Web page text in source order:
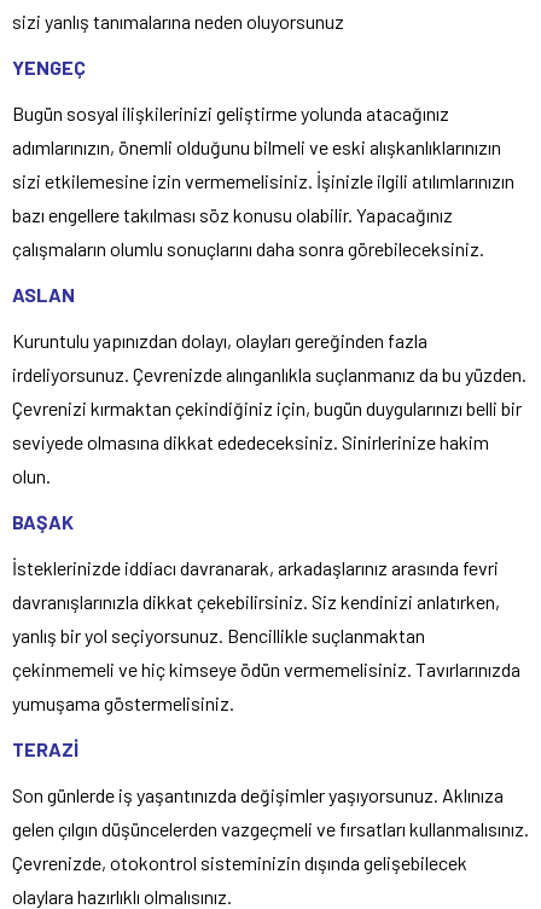
sizi yanlış tanımalarına neden oluyorsunuz
YENGEÇ
Bugün sosyal ilişkilerinizi geliştirme yolunda atacağınız
adımlarınızın, önemli olduğunu bilmeli ve eski alışkanlıklarınızın
sizi etkilemesine izin vermemelisiniz. İşinizle ilgili atılımlarınızın
bazı engellere takılması söz konusu olabilir. Yapacağınız
çalışmaların olumlu sonuçlarını daha sonra görebileceksiniz.
ASLAN
Kuruntulu yapınızdan dolayı, olayları gereğinden fazla
irdeliyorsunuz. Çevrenizde alınganlıkla suçlanmanız da bu yüzden.
Çevrenizi kırmaktan çekindiğiniz için, bugün duygularınızı belli bir
seviyede olmasına dikkat ededeceksiniz. Sinirlerinize hakim
olun.
BAŞAK
İsteklerinizde iddiacı davranarak, arkadaşlarınız arasında fevri
davranışlarınızla dikkat çekebilirsiniz. Siz kendinizi anlatırken,
yanlış bir yol seçiyorsunuz. Bencillikle suçlanmaktan
çekinmemeli ve hiç kimseye ödün vermemelisiniz. Tavırlarınızda
yumuşama göstermelisiniz.
TERAZİ
Son günlerde iş yaşantınızda değişimler yaşıyorsunuz. Aklınıza
gelen çılgın düşüncelerden vazgeçmeli ve fırsatları kullanmalısınız.
Çevrenizde, otokontrol sisteminizin dışında gelişebilecek
olaylara hazırlıklı olmalısınız.